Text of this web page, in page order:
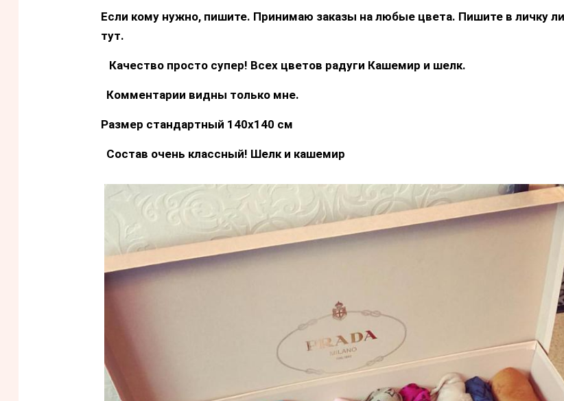
Если кому нужно, пишите. Принимаю заказы на любые цвета. Пишите в личку
тут.
Качество просто супер! Всех цветов радуги Кашемир и шелк.
Комментарии видны только мне.
Размер стандартный 140х140 см
Состав очень классный! Шелк и кашемир